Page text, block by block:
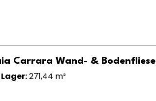
Carrara Wand- & Bodenfliese
271,44 m²